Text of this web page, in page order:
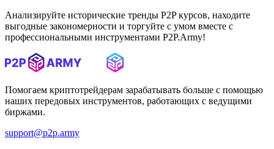
Анализируйте исторические тренды P2P курсов, находите
выгодные закономерности и торгуйте с умом вместе с
профессиональными инструментами P2P.Army!
Помогаем криптотрейдерам зарабатывать больше с помощью
наших передовых инструментов, работающих с ведущими
биржами.
support@p2p.army